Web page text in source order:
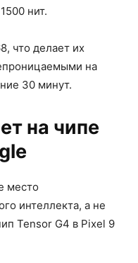
нит.
что делает их
на
30 минут.
на чипе
место
интеллекта, а не
Tensor G4 в Pixel 9